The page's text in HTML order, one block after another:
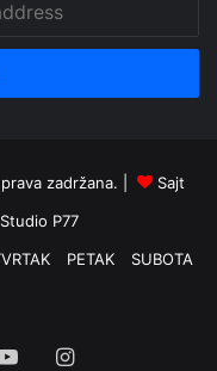
zadržana. |
Sajt
P77
PETAK
SUBOTA
YouTubeInstagram